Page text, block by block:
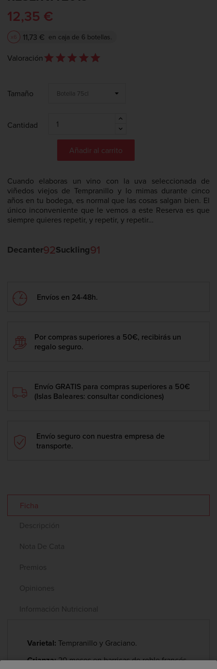
12,35 €
x6 11,73 € en caja de 6 botellas.
Valoraciónstar_outline star_outline star_outline star_outline star_outline
star star star star star
Cuando elaboras un vino con la uva seleccionada de
viñedos viejos de Tempranillo y lo mimas durante cinco
años en tu bodega, es normal que las cosas salgan bien. El
único inconveniente que le vemos a este Reserva es que
siempre quieres repetir, y repetir, y repetir…
Decanter92Suckling91
Tamaño
Cantidad
Añadir al carrito
Envíos en 24-48h.
Por compras superiores a 50€, recibirás un
regalo seguro.
Envío GRATIS para compras superiores a 50€
(Islas Baleares: consultar condiciones)
Envío seguro con nuestra empresa de
transporte.
Ficha
Descripción
Nota De Cata
Premios
Opiniones
Información Nutricional
Varietal: Tempranillo y Graciano.
Crianza:20 meses en barricas de roble francés